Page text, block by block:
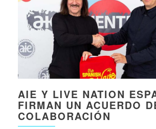
AIE Y LIVE NATION
FIRMAN UN ACUERDO
COLABORACIÓN